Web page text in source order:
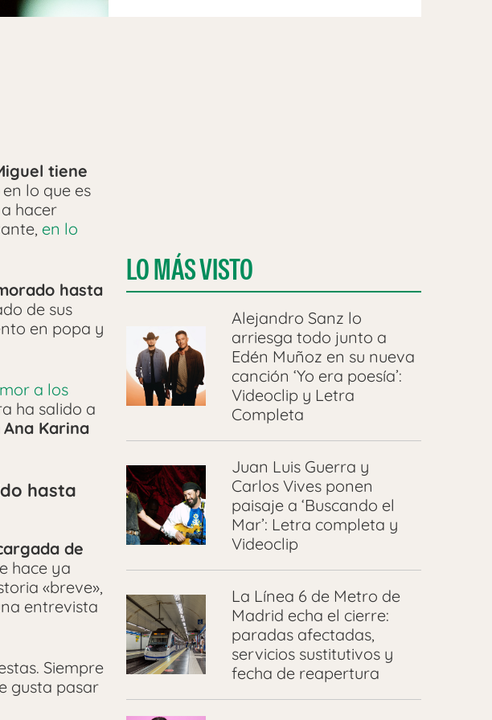
tiene
lo que es
hacer
en lo
hasta
de sus
en popa y
a los
ha salido a
Ana Karina
hasta
de
hace ya
«breve»,
entrevista
Siempre
gusta pasar
LO MÁS VISTO
Alejandro Sanz lo
arriesga todo junto a
Edén Muñoz en su nueva
canción ‘Yo era poesía’:
Videoclip y Letra
Completa
Juan Luis Guerra y
Carlos Vives ponen
paisaje a ‘Buscando el
Mar’: Letra completa y
Videoclip
La Línea 6 de Metro de
Madrid echa el cierre:
paradas afectadas,
servicios sustitutivos y
fecha de reapertura